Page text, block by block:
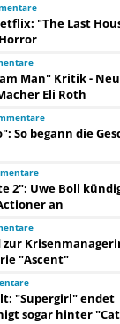
"The Last
Man" Kritik -
Eli Roth
So begann die
2": Uwe Boll
an
zur
"Ascent"
"Supergirl" endet
sogar hinter